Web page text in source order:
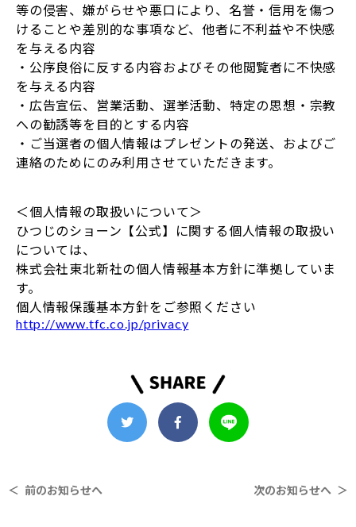
等の侵害、嫌がらせや悪口により、名誉・信用を傷つ
けることや差別的な事項など、他者に不利益や不快感
を与える内容
・公序良俗に反する内容およびその他閲覧者に不快感
を与える内容
・広告宣伝、営業活動、選挙活動、特定の思想・宗教
への勧誘等を目的とする内容
・ご当選者の個人情報はプレゼントの発送、およびご
連絡のためにのみ利用させていただきます。
＜個人情報の取扱いについて＞
ひつじのショーン【公式】に関する個人情報の取扱い
については、
株式会社東北新社の個人情報基本方針に準拠していま
す。
個人情報保護基本方針をご参照ください
http://www.tfc.co.jp/privacy
＜ 前のお知らせへ 次のお知らせへ ＞